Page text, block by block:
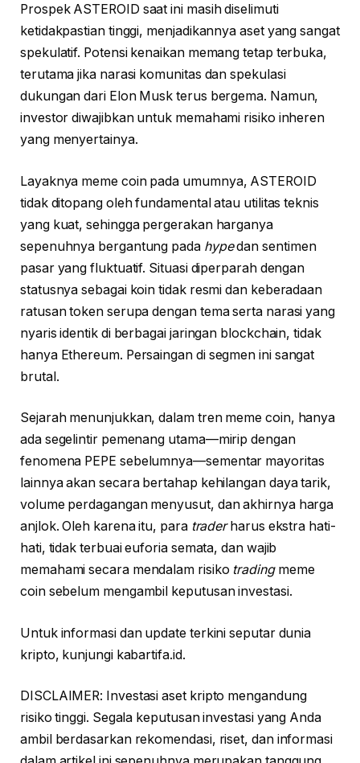
Prospek ASTEROID saat ini masih diselimuti
ketidakpastian tinggi, menjadikannya aset yang sangat
spekulatif. Potensi kenaikan memang tetap terbuka,
terutama jika narasi komunitas dan spekulasi
dukungan dari Elon Musk terus bergema. Namun,
investor diwajibkan untuk memahami risiko inheren
yang menyertainya.
Layaknya meme coin pada umumnya, ASTEROID
tidak ditopang oleh fundamental atau utilitas teknis
yang kuat, sehingga pergerakan harganya
sepenuhnya bergantung pada hypedan sentimen
pasar yang fluktuatif. Situasi diperparah dengan
statusnya sebagai koin tidak resmi dan keberadaan
ratusan token serupa dengan tema serta narasi yang
nyaris identik di berbagai jaringan blockchain, tidak
hanya Ethereum. Persaingan di segmen ini sangat
brutal.
Sejarah menunjukkan, dalam tren meme coin, hanya
ada segelintir pemenang utama—mirip dengan
fenomena PEPE sebelumnya—sementar mayoritas
lainnya akan secara bertahap kehilangan daya tarik,
volume perdagangan menyusut, dan akhirnya harga
anjlok. Oleh karena itu, para traderharus ekstra hati-
hati, tidak terbuai euforia semata, dan wajib
memahami secara mendalam risiko tradingmeme
coin sebelum mengambil keputusan investasi.
Untuk informasi dan update terkini seputar dunia
kripto, kunjungi kabartifa.id.
DISCLAIMER: Investasi aset kripto mengandung
risiko tinggi. Segala keputusan investasi yang Anda
ambil berdasarkan rekomendasi, riset, dan informasi